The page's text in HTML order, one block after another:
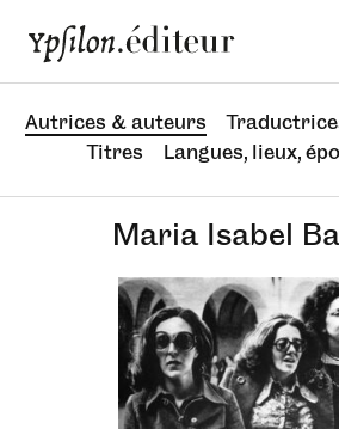
Autrices & auteurs
Titres
Langues, lieux,
Maria Isabel